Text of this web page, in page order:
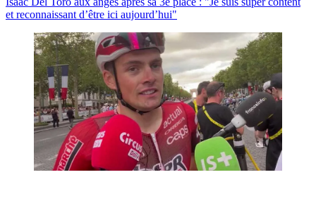
et reconnaissant d’être ici aujourd’hui"